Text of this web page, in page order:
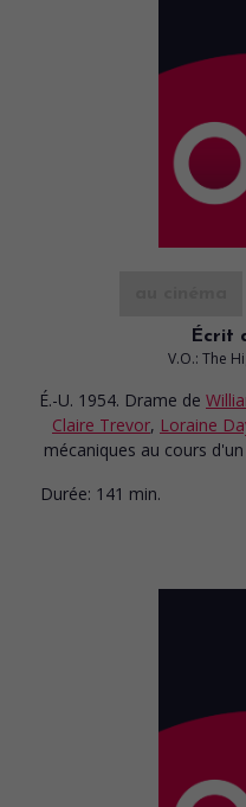
Écrit
V.O.: The
É.-U. 1954. Drame de
Claire Trevor, Loraine
mécaniques au cours
Durée: 141 min.